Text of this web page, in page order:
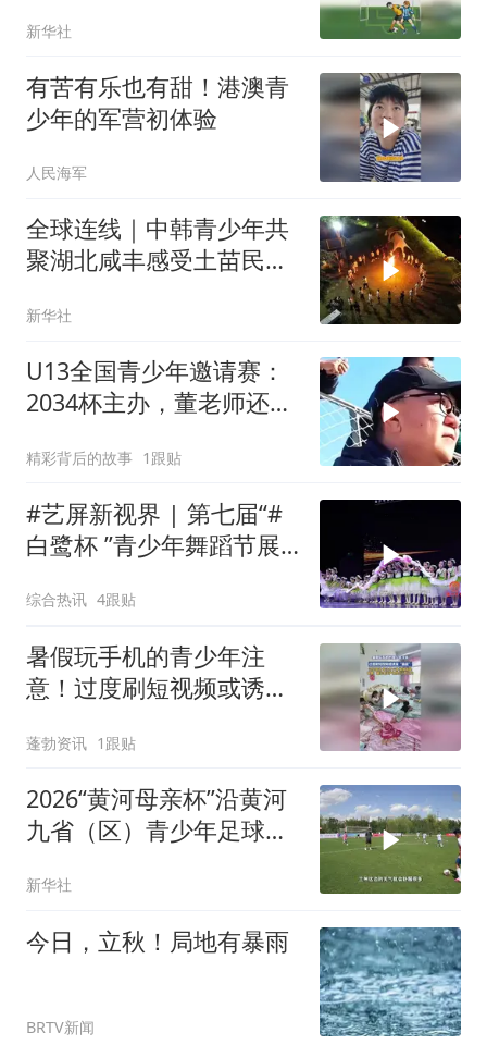
新华社
有苦有乐也有甜！港澳青
少年的军营初体验
人民海军
全球连线｜中韩青少年共
聚湖北咸丰感受土苗民俗
新华社
U13全国青少年邀请赛：
2034杯主办，董老师还是
精彩背后的故事 1跟贴
#艺屏新视界 | 第七届“#
白鹭杯 ”青少年舞蹈节展
综合热讯 4跟贴
暑假玩手机的青少年注
意！过度刷短视频或诱
蓬勃资讯 1跟贴
2026“黄河母亲杯”沿黄河
九省（区）青少年足球邀
新华社
今日，立秋！局地有暴雨
BRTV新闻